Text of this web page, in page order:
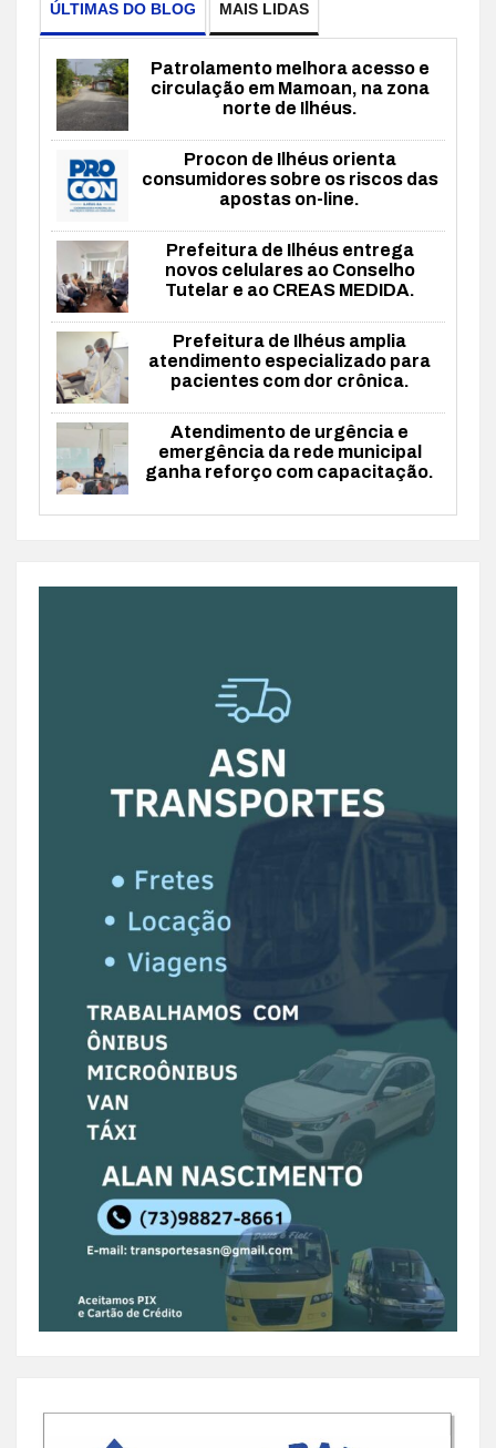
ÚLTIMAS DO BLOG MAIS LIDAS
Patrolamento melhora acesso e
circulação em Mamoan, na zona
norte de Ilhéus.
Procon de Ilhéus orienta
consumidores sobre os riscos das
apostas on-line.
Prefeitura de Ilhéus entrega
novos celulares ao Conselho
Tutelar e ao CREAS MEDIDA.
Prefeitura de Ilhéus amplia
atendimento especializado para
pacientes com dor crônica.
Atendimento de urgência e
emergência da rede municipal
ganha reforço com capacitação.